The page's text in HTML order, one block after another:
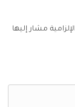
مشار إليها